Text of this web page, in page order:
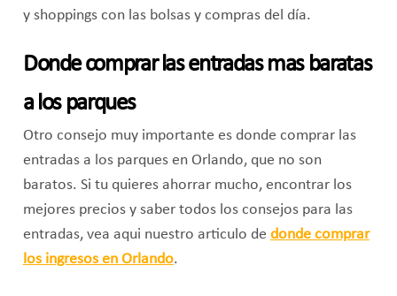
y shoppings con las bolsas y compras del día.
Donde comprar las entradas mas baratas
a los parques
Otro consejo muy importante es donde comprar las
entradas a los parques en Orlando, que no son
baratos. Si tu quieres ahorrar mucho, encontrar los
mejores precios y saber todos los consejos para las
entradas, vea aqui nuestro articulo de donde comprar
los ingresos en Orlando.